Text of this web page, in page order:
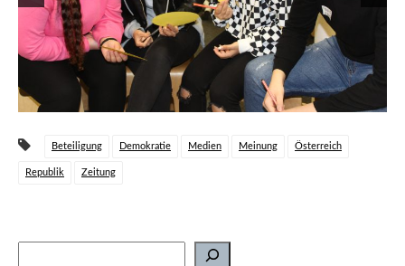
Beteiligung Demokratie Medien Meinung Österreich
Republik Zeitung
Suchen